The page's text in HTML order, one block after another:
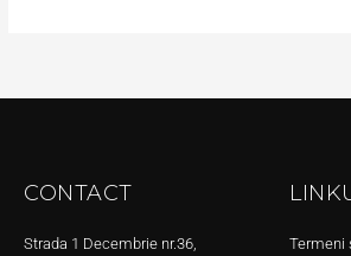
CONTACT
Strada 1 Decembrie nr.36, Termeni